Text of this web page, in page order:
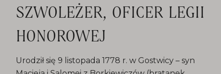
SZWOLEŻER, OFICER LEGII
HONOROWEJ
Urodził się 9 listopada 1778 r. w Gostwicy – syn